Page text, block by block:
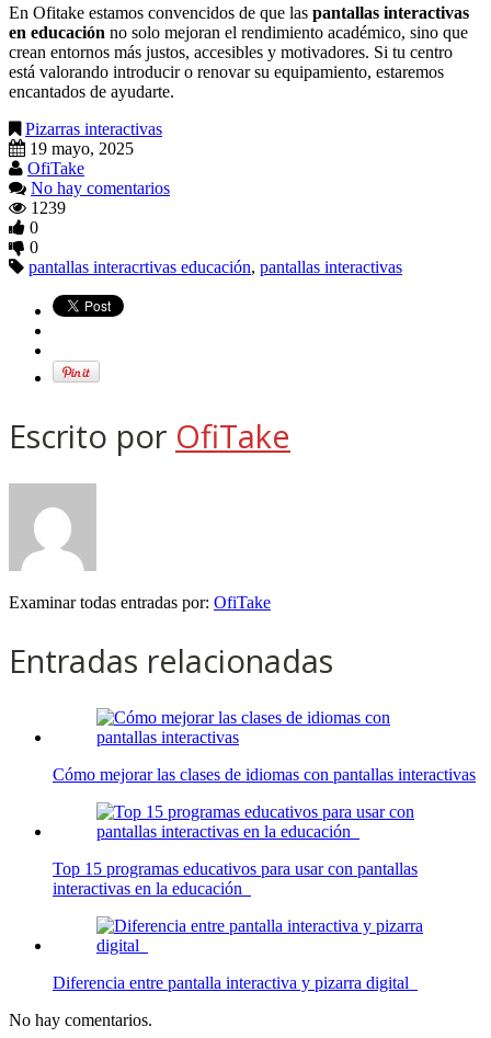
En Ofitake estamos convencidos de que las pantallas interactivas
en educación no solo mejoran el rendimiento académico, sino que
crean entornos más justos, accesibles y motivadores. Si tu centro
está valorando introducir o renovar su equipamiento, estaremos
encantados de ayudarte.
Pizarras interactivas
19 mayo, 2025
OfiTake
No hay comentarios
1239
0
0
pantallas interacrtivas educación, pantallas interactivas
Escrito por OfiTake
Examinar todas entradas por: OfiTake
Entradas relacionadas
Cómo mejorar las clases de idiomas con pantallas interactivas
Top 15 programas educativos para usar con pantallas
interactivas en la educación
Diferencia entre pantalla interactiva y pizarra digital
No hay comentarios.